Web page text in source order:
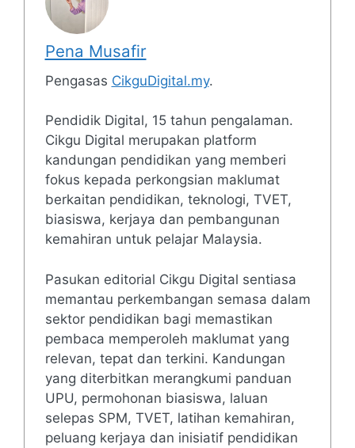
Pena Musafir
Pengasas CikguDigital.my.
Pendidik Digital, 15 tahun pengalaman.
Cikgu Digital merupakan platform
kandungan pendidikan yang memberi
fokus kepada perkongsian maklumat
berkaitan pendidikan, teknologi, TVET,
biasiswa, kerjaya dan pembangunan
kemahiran untuk pelajar Malaysia.
Pasukan editorial Cikgu Digital sentiasa
memantau perkembangan semasa dalam
sektor pendidikan bagi memastikan
pembaca memperoleh maklumat yang
relevan, tepat dan terkini. Kandungan
yang diterbitkan merangkumi panduan
UPU, permohonan biasiswa, laluan
selepas SPM, TVET, latihan kemahiran,
peluang kerjaya dan inisiatif pendidikan